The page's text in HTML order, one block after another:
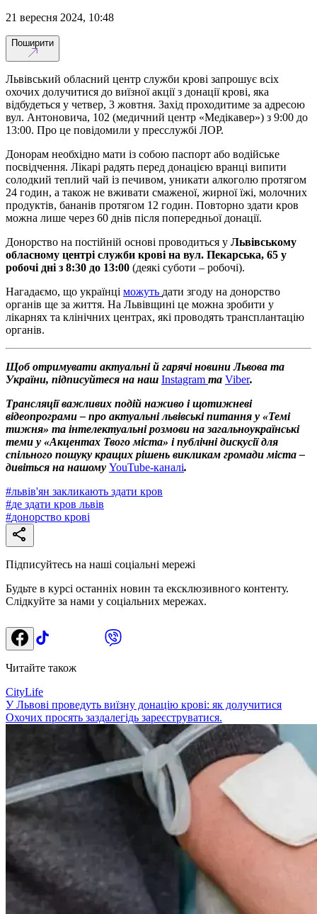
21 вересня 2024, 10:48
Поширити
Львівський обласний центр служби крові запрошує всіх
охочих долучитися до виїзної акції з донації крові, яка
відбудеться у четвер, 3 жовтня. Захід проходитиме за адресою
вул. Антоновича, 102 (медичний центр «Медікавер») з 9:00 до
13:00. Про це повідомили у пресслужбі ЛОР.
Донорам необхідно мати із собою паспорт або водійське
посвідчення. Лікарі радять перед донацією вранці випити
солодкий теплий чай із печивом, уникати алкоголю протягом
24 годин, а також не вживати смаженої, жирної їжі, молочних
продуктів, бананів протягом 12 годин. Повторно здати кров
можна лише через 60 днів після попередньої донації.
Донорство на постійній основі проводиться у Львівському
обласному центрі служби крові на вул. Пекарська, 65 у
робочі дні з 8:30 до 13:00 (деякі суботи – робочі).
Нагадаємо, що українці можуть дати згоду на донорство
органів ще за життя. На Львівщині це можна зробити у
лікарнях та клінічних центрах, які проводять трансплантацію
органів.
Щоб отримувати актуальні й гарячі новини Львова та
України, підписуйтеся на наш Instagram та Viber.
Трансляції важливих подій наживо і щотижневі
відеопрограми – про актуальні львівські питання у «Темі
тижня» та інтелектуальні розмови на загальноукраїнські
теми у «Акцентах Твого міста» і публічні дискусії для
спільного пошуку кращих рішень викликам громади міста –
дивіться на нашому YouTube-каналі.
#львів'ян закликають здати кров
#де здати кров львів
#донорство крові
Підписуйтесь на наші соціальні мережі
Будьте в курсі останніх новин та ексклюзивного контенту.
Слідкуйте за нами у соціальних мережах.
Читайте також
CityLife
У Львові проведуть виїзну донацію крові: як долучитися
Охочих просять заздалегідь зареєструватися.